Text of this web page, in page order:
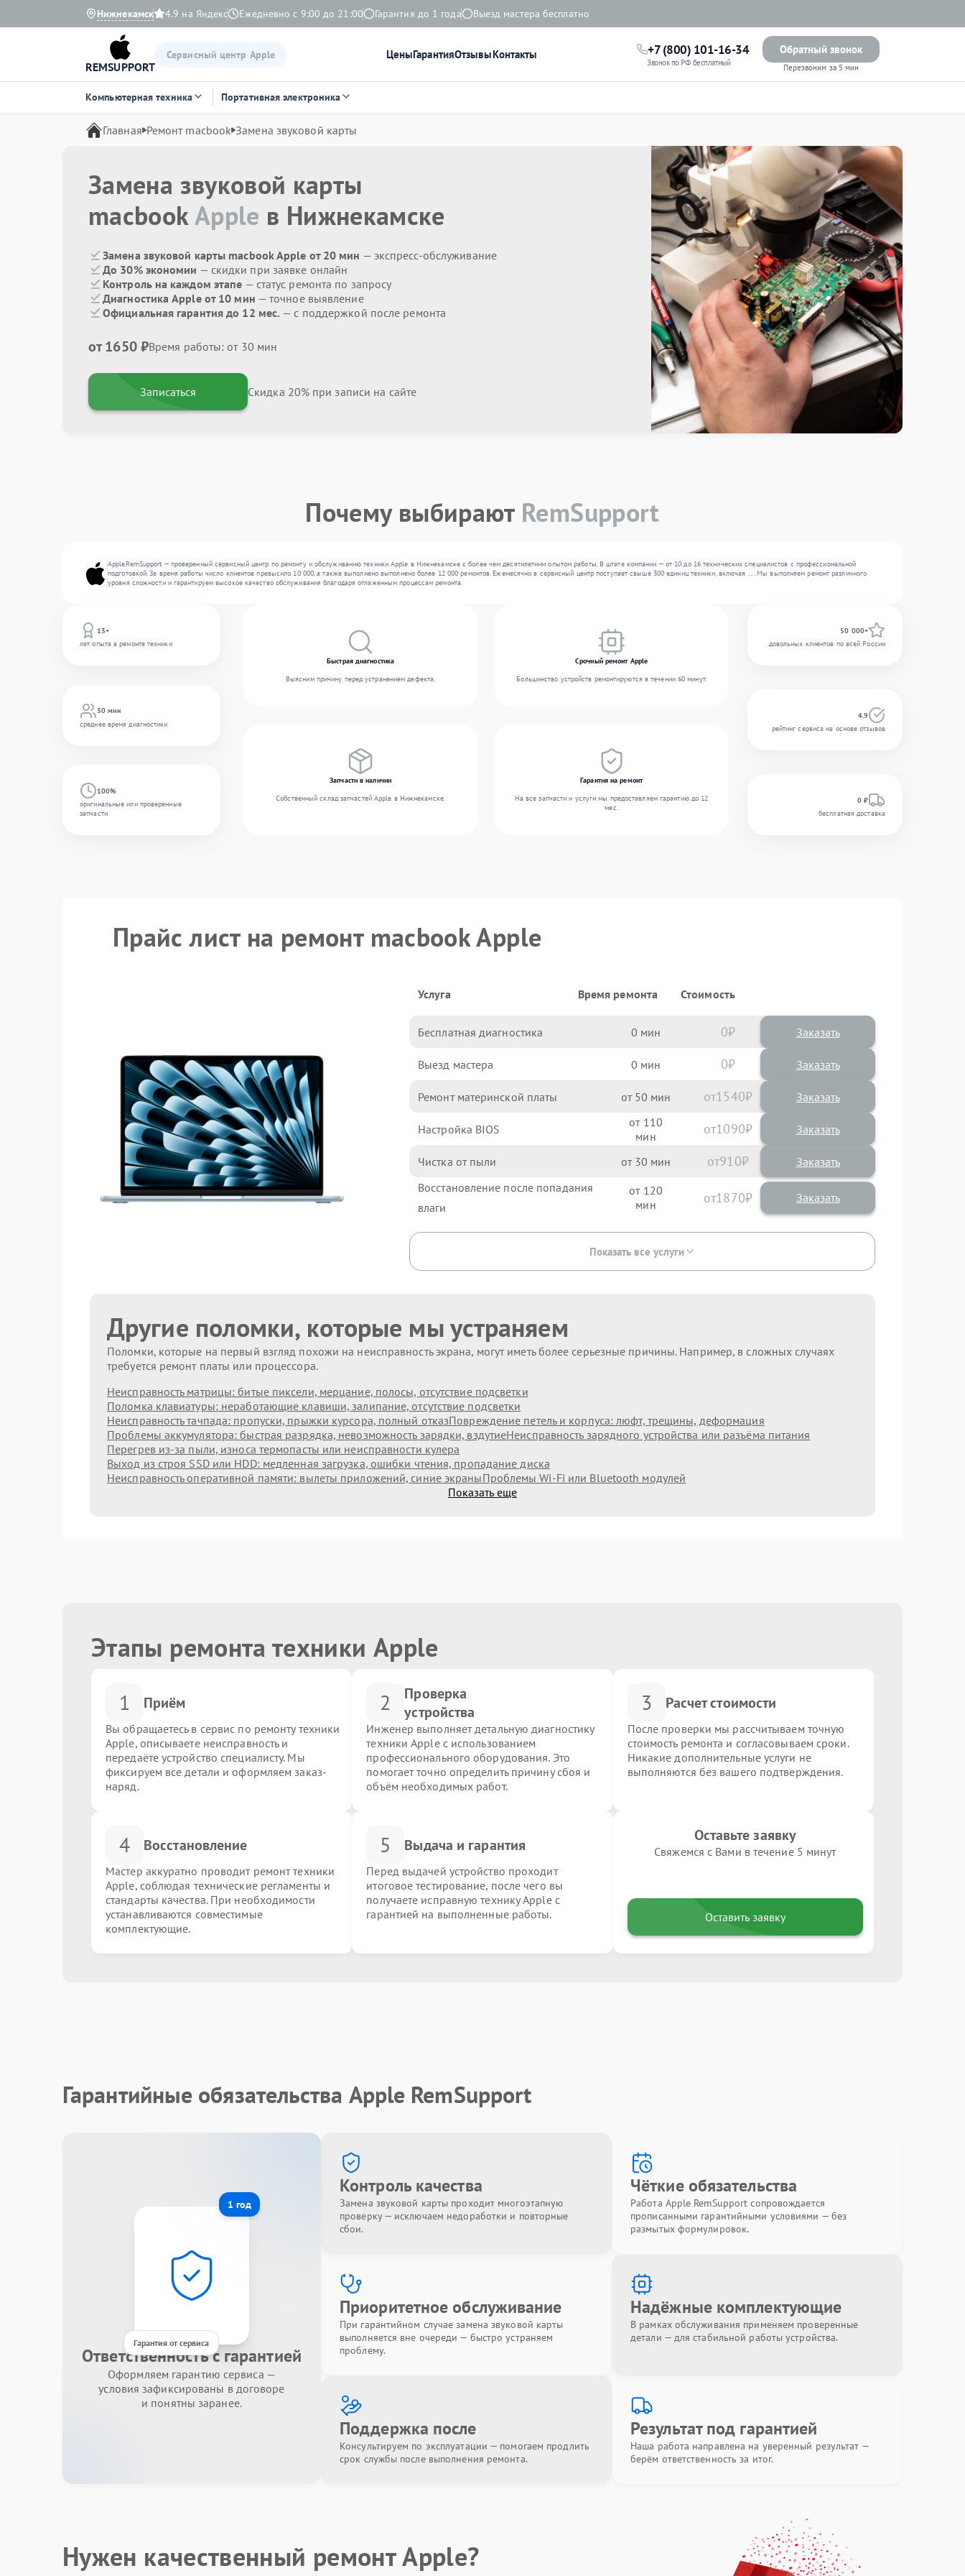
Нижнекамск 4.9 на Яндекс Ежедневно с 9:00 до 21:00 Гарантия до 1 года Выезд мастера бесплатно
REMSUPPORT
Сервисный центр Apple ЦеныГарантияОтзывыКонтакты +7 (800) 101-16-34
Звонок по РФ бесплатный
Обратный звонок
Перезвоним за 5 мин
Компьютерная техника Портативная электроника
Главная Ремонт macbook Замена звуковой карты
Замена звуковой карты
macbookApple в Нижнекамске
Замена звуковой карты macbook Apple от 20 мин — экспресс-обслуживание
До 30% экономии — скидки при заявке онлайн
Контроль на каждом этапе — статус ремонта по запросу
Диагностика Apple от 10 мин — точное выявление
Официальная гарантия до 12 мес. — с поддержкой после ремонта
от 1650 ₽Время работы: от 30 мин
Записаться Скидка 20% при записи на сайте
Почему выбирают RemSupport
AppleRemSupport — проверенный сервисный центр по ремонту и обслуживанию техники Apple в Нижнекамске с более чем десятилетним опытом работы. В штате компании — от 10 до 16 технических специалистов с профессиональной
подготовкой. За время работы число клиентов превысило 10 000, а также выполнено выполнено более 12 000 ремонтов. Ежемесячно в сервисный центр поступает свыше 300 единиц техники, включая , , . Мы выполняем ремонт различного
уровня сложности и гарантируем высокое качество обслуживания благодаря отлаженным процессам ремонта.
13+
лет опыта в ремонте техники
30 мин
среднее время диагностики
100%
оригинальные или проверенные
запчасти
Быстрая диагностика
Выясним причину перед устранением дефекта.
Срочный ремонт Apple
Большинство устройств ремонтируются в течении 60 минут.
Запчасти в наличии
Собственный склад запчастей Apple в Нижнекамске.
Гарантия на ремонт
На все запчасти и услуги мы предоставляем гарантию до 12
мес.
50 000+
довольных клиентов по всей России
4.9
рейтинг сервиса на основе отзывов
0 ₽
бесплатная доставка
Прайс лист на ремонт macbook Apple
Услуга Время ремонта Стоимость
Бесплатная диагностика 0 0 Заказать
Выезд мастера 0 0 Заказать
Ремонт материнской платы 50 1540
Настройка BIOS 110 1090
Чистка от пыли 30 910
Восстановление после попадания
влаги
120 1870
Показать все услуги
Другие поломки, которые мы устраняем
Поломки, которые на первый взгляд похожи на неисправность экрана, могут иметь более серьезные причины. Например, в сложных случаях
требуется ремонт платы или процессора.
Неисправность матрицы: битые пиксели, мерцание, полосы, отсутствие подсветки
Поломка клавиатуры: неработающие клавиши, залипание, отсутствие подсветки
Неисправность тачпада: пропуски, прыжки курсора, полный отказПовреждение петель и корпуса: люфт, трещины, деформация
Проблемы аккумулятора: быстрая разрядка, невозможность зарядки, вздутиеНеисправность зарядного устройства или разъёма питания
Перегрев из‑за пыли, износа термопасты или неисправности кулера
Выход из строя SSD или HDD: медленная загрузка, ошибки чтения, пропадание диска
Неисправность оперативной памяти: вылеты приложений, синие экраныПроблемы Wi‑Fi или Bluetooth модулей
Показать еще
Этапы ремонта техники Apple
1 Приём
Вы обращаетесь в сервис по ремонту техники
Apple, описываете неисправность и
передаёте устройство специалисту. Мы
фиксируем все детали и оформляем заказ-
наряд.
2
Проверка
устройства
Инженер выполняет детальную диагностику
техники Apple с использованием
профессионального оборудования. Это
помогает точно определить причину сбоя и
объём необходимых работ.
3 Расчет стоимости
После проверки мы рассчитываем точную
стоимость ремонта и согласовываем сроки.
Никакие дополнительные услуги не
выполняются без вашего подтверждения.
4 Восстановление
Мастер аккуратно проводит ремонт техники
Apple, соблюдая технические регламенты и
стандарты качества. При необходимости
устанавливаются совместимые
комплектующие.
5 Выдача и гарантия
Перед выдачей устройство проходит
итоговое тестирование, после чего вы
получаете исправную технику Apple с
гарантией на выполненные работы.
Оставьте заявку
Свяжемся с Вами в течение 5 минут
Оставить заявку
Гарантийные обязательства Apple RemSupport
1 год
Гарантия от сервиса
Ответственность с гарантией
Оформляем гарантию сервиса —
условия зафиксированы в договоре
и понятны заранее.
Контроль качества
Замена звуковой карты проходит многоэтапную
проверку — исключаем недоработки и повторные
сбои.
Чёткие обязательства
Работа Apple RemSupport сопровождается
прописанными гарантийными условиями — без
размытых формулировок.
Приоритетное обслуживание
При гарантийном случае замена звуковой карты
выполняется вне очереди — быстро устраняем
проблему.
Надёжные комплектующие
В рамках обслуживания применяем проверенные
детали — для стабильной работы устройства.
Поддержка после
Консультируем по эксплуатации — помогаем продлить
срок службы после выполнения ремонта.
Результат под гарантией
Наша работа направлена на уверенный результат —
берём ответственность за итог.
Нужен качественный ремонт Apple?